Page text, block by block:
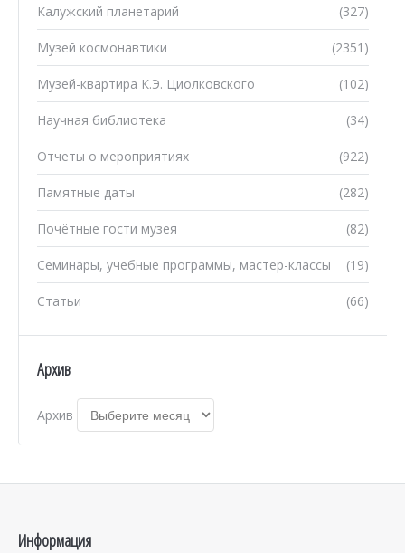
(327)
Калужский планетарий
(2351)
Музей космонавтики
(102)
Музей-квартира К.Э. Циолковского
(34)
Научная библиотека
(922)
Отчеты о мероприятиях
(282)
Памятные даты
(82)
Почётные гости музея
(19)
Семинары, учебные программы, мастер-классы
(66)
Статьи
Архив
Архив
Информация